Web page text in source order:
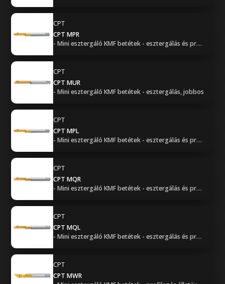
CPT
CPT MPR
- Mini esztergáló KMF betétek - esztergálás és profilozás, jobbos
CPT
CPT MUR
- Mini esztergáló KMF betétek - esztergálás, jobbos
CPT
CPT MPL
- Mini esztergáló KMF betétek - esztergálás és profilozás, balos
CPT
CPT MQR
- Mini esztergáló KMF betétek - esztergálás és profilozás, jobbos
CPT
CPT MQL
- Mini esztergáló KMF betétek - esztergálás és profilozás, balos
CPT
CPT MWR